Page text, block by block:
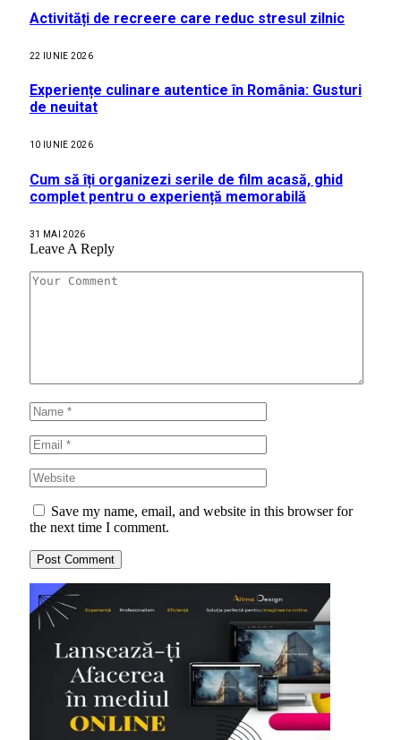
Activități de recreere care reduc stresul zilnic
22 IUNIE 2026
Experiențe culinare autentice în România: Gusturi
de neuitat
10 IUNIE 2026
Cum să îți organizezi serile de film acasă, ghid
complet pentru o experiență memorabilă
31 MAI 2026
Leave A Reply
Save my name, email, and website in this browser for
the next time I comment.